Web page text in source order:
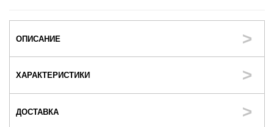
ОПИСАНИЕ
ХАРАКТЕРИСТИКИ
ДОСТАВКА